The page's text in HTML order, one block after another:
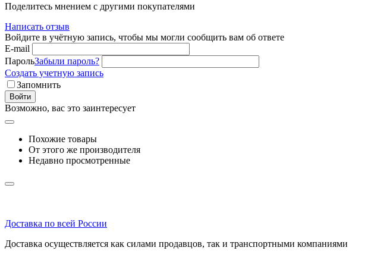
Поделитесь мнением с другими покупателями
Написать отзыв
Войдите в учётную запись, чтобы мы могли сообщить вам об ответе
E-mail
ПарольЗабыли пароль?
Создать учетную запись
Запомнить
Войти
Возможно, вас это заинтересует
Похожие товары
От этого же производителя
Недавно просмотренные
Доставка по всей России
Доставка осуществляется как силами продавцов, так и транспортными компаниями